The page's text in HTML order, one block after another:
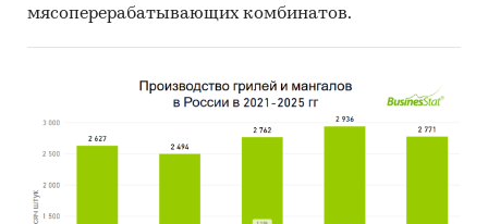
мясоперерабатывающих комбинатов.